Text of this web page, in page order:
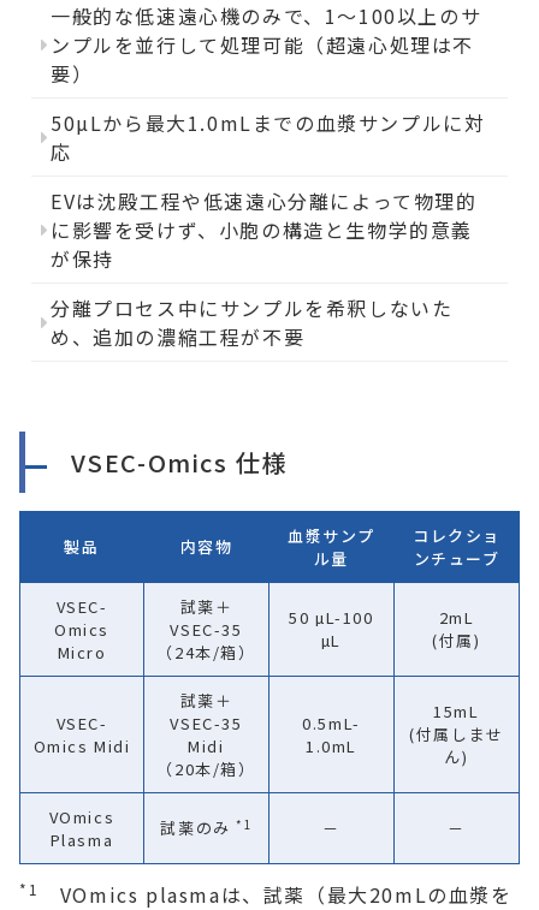
一般的な低速遠心機のみで、1～100以上のサ
ンプルを並行して処理可能（超遠心処理は不
要）
50µLから最大1.0mLまでの血漿サンプルに対
応
EVは沈殿工程や低速遠心分離によって物理的
に影響を受けず、小胞の構造と生物学的意義
が保持
分離プロセス中にサンプルを希釈しないた
め、追加の濃縮工程が不要
VSEC-Omics 仕様
製品 内容物
血漿サンプ
ル量
コレクショ
ンチューブ
VSEC-
Omics
Micro
試薬＋
VSEC-35
（24本/箱）
50 µL-100
µL
2mL
(付属)
VSEC-
Omics Midi
試薬＋
VSEC-35
Midi
（20本/箱）
0.5mL-
1.0mL
15mL
(付属しませ
ん)
VOmics
Plasma
試薬のみ*1 － －
*1
VOmics plasmaは、試薬（最大20mLの血漿を